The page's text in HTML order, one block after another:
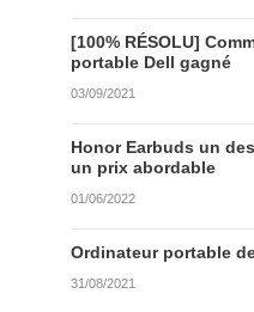
[100% RÉSOLU]
portable Dell gagné
03/09/2021
Honor Earbuds un
un prix abordable
01/06/2022
Ordinateur portable
31/08/2021